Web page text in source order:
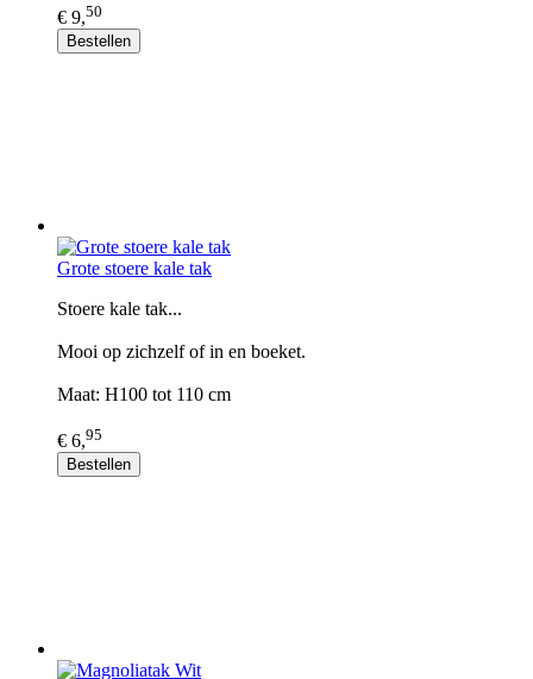
€ 9,50
Bestellen
Grote stoere kale tak
Stoere kale tak...
Mooi op zichzelf of in en boeket.
Maat: H100 tot 110 cm
€ 6,95
Bestellen